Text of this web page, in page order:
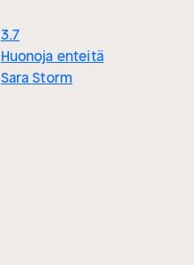
3.7
Huonoja enteitä
Sara Storm